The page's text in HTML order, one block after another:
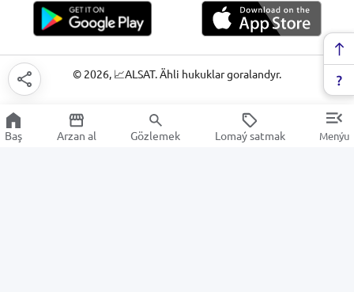
© 2026, 📈ALSAT. Ähli hukuklar goralandyr.
Baş Arzan al Gözlemek Lomaý satmak Menýu